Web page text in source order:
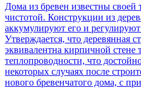
Дома из бревен известны своей
чистотой. Конструкции из
аккумулируют его и
Утверждается, что деревянная
эквивалентна кирпичной
теплопроводности, что
некоторых случаях после
нового бревенчатого дома, с